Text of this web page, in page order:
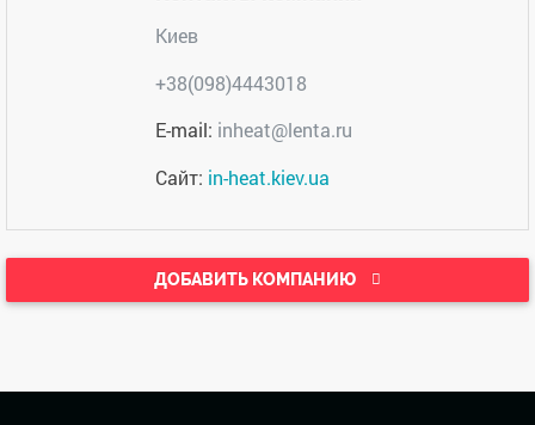
Киев
+38(098)4443018
E-mail: inheat@lenta.ru
Сайт: in-heat.kiev.ua
ДОБАВИТЬ КОМПАНИЮ